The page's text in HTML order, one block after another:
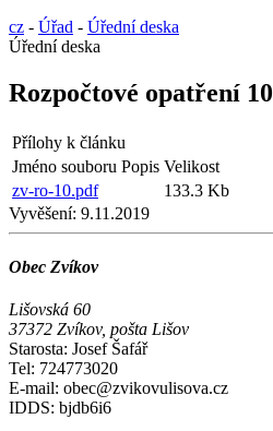
cz - Úřad - Úřední deska
Úřední deska
Rozpočtové opatření 10
Přílohy k článku
Jméno souboru Popis Velikost
zv-ro-10.pdf
133.3 Kb
Vyvěšení: 9.11.2019
Obec Zvíkov
Lišovská 60
37372 Zvíkov, pošta Lišov
Starosta: Josef Šafář
Tel: 724773020
E-mail: obec@zvikovulisova.cz
IDDS: bjdb6i6